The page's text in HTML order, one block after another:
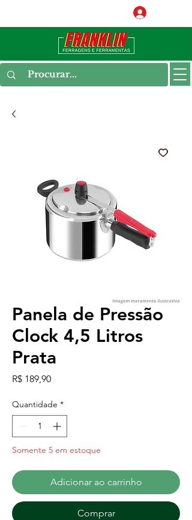
Panela de Pressão
Clock 4,5 Litros
Prata
R$ 189,90Preço
Quantidade *
Somente 5 em estoque
Adicionar ao carrinho
Comprar